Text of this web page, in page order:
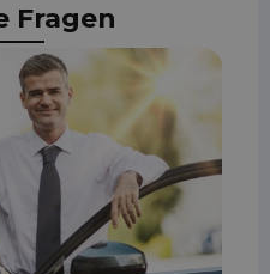
Fragen